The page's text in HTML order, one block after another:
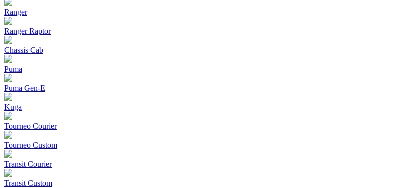
Ranger
Ranger Raptor
Chassis Cab
Puma
Puma Gen‑E
Kuga
Tourneo Courier
Tourneo Custom
Transit Courier
Transit Custom